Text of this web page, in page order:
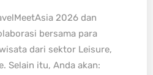
2026 dan
bersama para
dari sektor Leisure,
Selain itu, Anda akan: